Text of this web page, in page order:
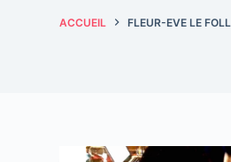
ACCUEIL FLEUR-EVE LE FOLL